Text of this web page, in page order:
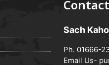
Sach
Ph. 01666-
Email Us-